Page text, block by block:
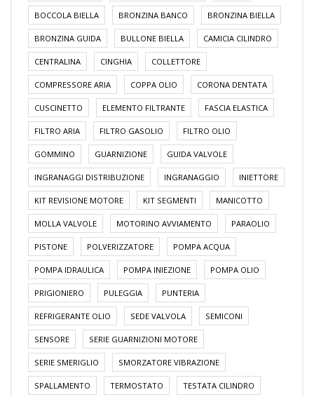
BOCCOLA BIELLA BRONZINA BANCO BRONZINA BIELLA
BRONZINA GUIDA BULLONE BIELLA CAMICIA CILINDRO
CENTRALINA CINGHIA COLLETTORE
COMPRESSORE ARIA COPPA OLIO CORONA DENTATA
CUSCINETTO ELEMENTO FILTRANTE FASCIA ELASTICA
FILTRO ARIA FILTRO GASOLIO FILTRO OLIO
GOMMINO GUARNIZIONE GUIDA VALVOLE
INGRANAGGI DISTRIBUZIONE INGRANAGGIO INIETTORE
KIT REVISIONE MOTORE KIT SEGMENTI MANICOTTO
MOLLA VALVOLE MOTORINO AVVIAMENTO PARAOLIO
PISTONE POLVERIZZATORE POMPA ACQUA
POMPA IDRAULICA POMPA INIEZIONE POMPA OLIO
PRIGIONIERO PULEGGIA PUNTERIA
REFRIGERANTE OLIO SEDE VALVOLA SEMICONI
SENSORE SERIE GUARNIZIONI MOTORE
SERIE SMERIGLIO SMORZATORE VIBRAZIONE
SPALLAMENTO TERMOSTATO TESTATA CILINDRO